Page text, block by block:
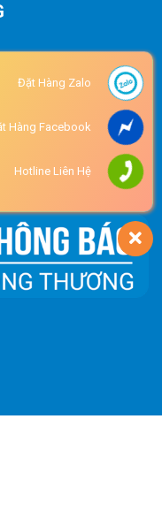
Đặt Hàng Zalo
Hàng Facebook
Hotline Liên Hệ